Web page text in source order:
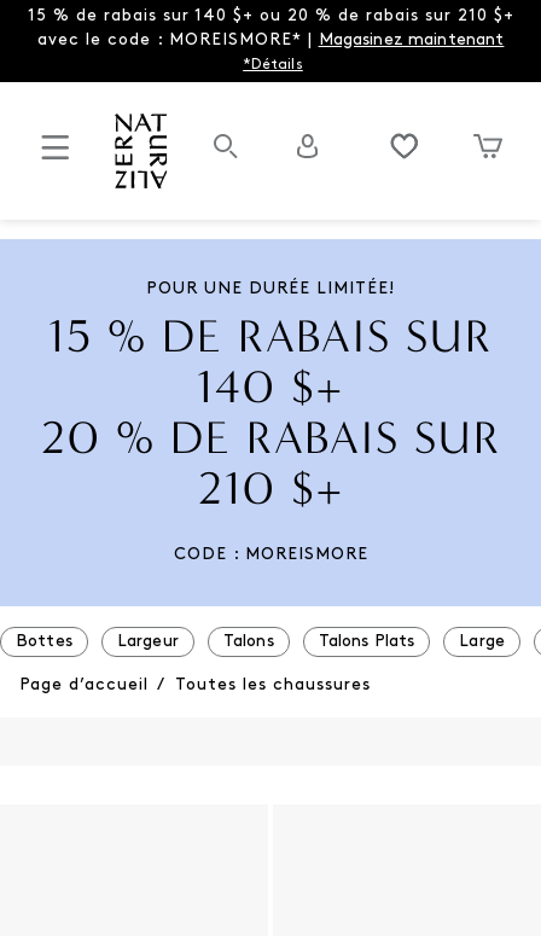
15 % de rabais sur 140 $+ ou 20 % de rabais sur 210 $+
avec le code : MOREISMORE* | Magasinez maintenant
*Détails
POUR UNE DURÉE LIMITÉE!
15 % DE RABAIS SUR
140 $+
20 % DE RABAIS SUR
210 $+
CODE : MOREISMORE
Bottes Largeur Talons Talons Plats Large
Page d’accueil / Toutes les chaussures